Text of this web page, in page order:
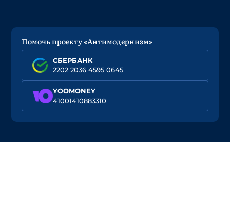
Помочь проекту «Антимодернизм»
СБЕРБАНК
2202 2036 4595 0645
YOOMONEY
41001410883310